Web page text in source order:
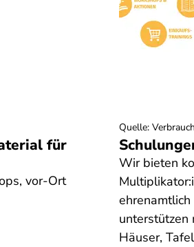
für
vor-Ort
Wir bieten
unterstützen
Häuser,
Quelle: